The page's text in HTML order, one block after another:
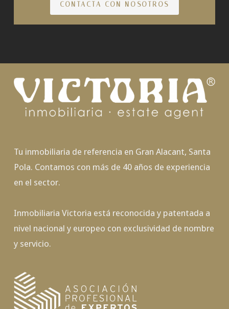
CONTACTA CON NOSOTROS
Tu inmobiliaria de referencia en Gran Alacant, Santa
Pola. Contamos con más de 40 años de experiencia
en el sector.
Inmobiliaria Victoria está reconocida y patentada a
nivel nacional y europeo con exclusividad de nombre
y servicio.